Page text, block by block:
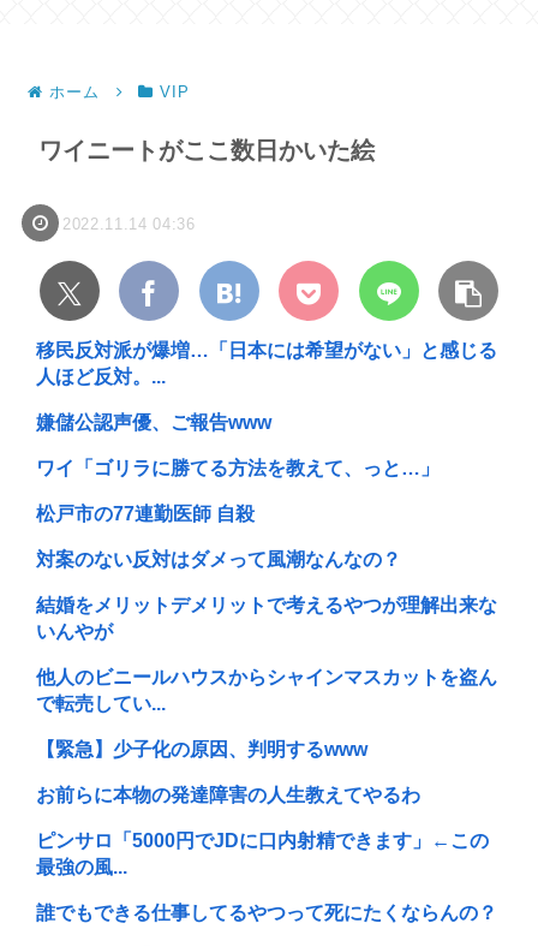
ホーム VIP
ワイニートがここ数日かいた絵
2022.11.14 04:36
移民反対派が爆増…「日本には希望がない」と感じる
人ほど反対。...
嫌儲公認声優、ご報告www
ワイ「ゴリラに勝てる方法を教えて、っと…」
松戸市の77連勤医師 自殺
対案のない反対はダメって風潮なんなの？
結婚をメリットデメリットで考えるやつが理解出来な
いんやが
他人のビニールハウスからシャインマスカットを盗ん
で転売してい...
【緊急】少子化の原因、判明するwww
お前らに本物の発達障害の人生教えてやるわ
ピンサロ「5000円でJDに口内射精できます」←この
最強の風...
誰でもできる仕事してるやつって死にたくならんの？